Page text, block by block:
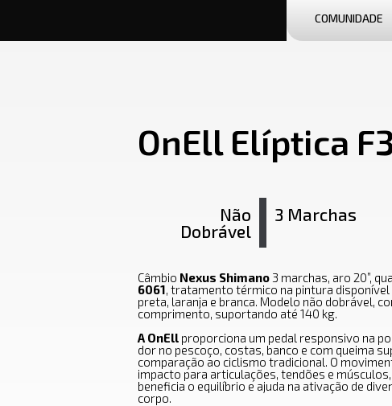
COMUNIDADE
OnEll Elíptica
Não
Dobrável
3 Marchas
Câmbio Nexus Shimano 3 marchas, aro 20”,
6061, tratamento térmico na pintura disponível
preta, laranja e branca. Modelo não dobrável,
comprimento, suportando até 140 kg.
A OnEll proporciona um pedal responsivo na
dor no pescoço, costas, banco e com queima
comparação ao ciclismo tradicional. O
impacto para articulações, tendões e músculos,
beneficia o equilíbrio e ajuda na ativação de
corpo.